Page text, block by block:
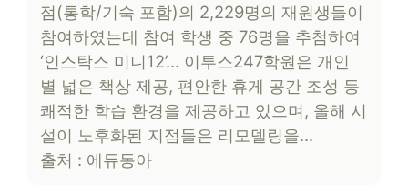
점(통학/기숙 포함)의 2,229명의 재원생들이
참여하였는데 참여 학생 중 76명을 추첨하여
‘인스탁스 미니12’… 이투스247학원은 개인
별 넓은 책상 제공, 편안한 휴게 공간 조성 등
쾌적한 학습 환경을 제공하고 있으며, 올해 시
설이 노후화된 지점들은 리모델링을…
출처 : 에듀동아